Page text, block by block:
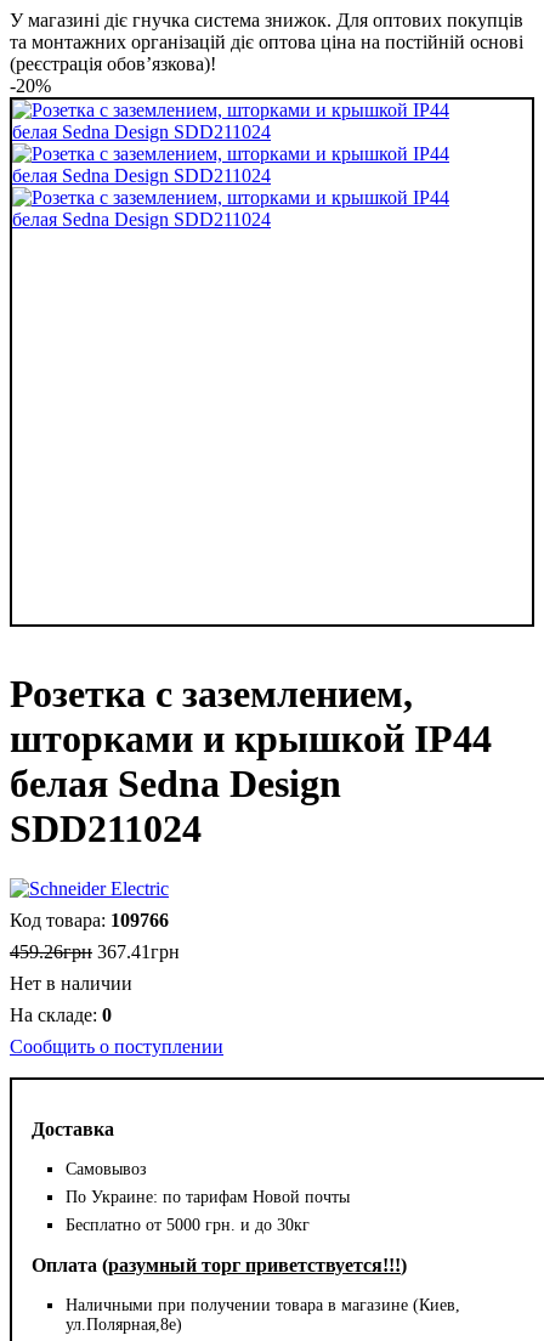
У магазині діє гнучка система знижок. Для оптових покупців
та монтажних організацій діє оптова ціна на постійній основі
(реєстрація обов’язкова)!
-20%
Розетка с заземлением,
шторками и крышкой IP44
белая Sedna Design
SDD211024
Доставка
Самовывоз
По Украине: по тарифам Новой почты
Бесплатно от 5000 грн. и до 30кг
Оплата (разумный торг приветствуется!!!)
Наличными при получении товара в магазине (Киев,
ул.Полярная,8е)
109766
459.26грн 367.41грн
Нет в наличии
0
Сообщить о поступлении